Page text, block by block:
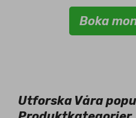
Boka
Utforska Våra